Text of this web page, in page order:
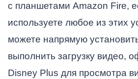
с планшетами Amazon Fire,
используете любое из этих
можете напрямую
выполнить загрузку видео,
Disney Plus для просмотра